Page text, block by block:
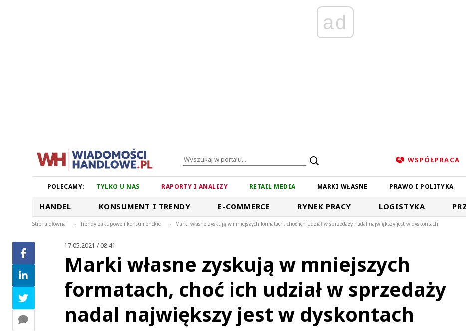
ad
WSPÓŁPRACA
POLECAMY: TYLKO U NAS RAPORTY I ANALIZY RETAIL MEDIA MARKI WŁASNE PRAWO I POLITYKA
HANDEL KONSUMENT I TRENDY E-COMMERCE RYNEK PRACY LOGISTYKA
Strona główna > Trendy zakupowe i konsumenckie > Marki własne zyskują w mniejszych formatach, choć ich udział w sprzedaży nadal największy jest w dyskontach
17.05.2021 / 08:41
Marki własne zyskują w mniejszych
formatach, choć ich udział w sprzedaży
nadal największy jest w dyskontach